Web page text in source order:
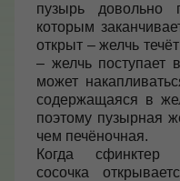
Контакты
Оплата онлайн
info@zdorovie-
+7 (495) 628-22-05
пузырь довольно
которым
открыт – желчь
– желчь поступает
может
содержащаяся в
поэтому пузырная
чем печёночная.
Когда сфинктер
сосочка